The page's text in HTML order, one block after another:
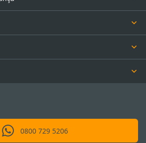
0800 729 5206